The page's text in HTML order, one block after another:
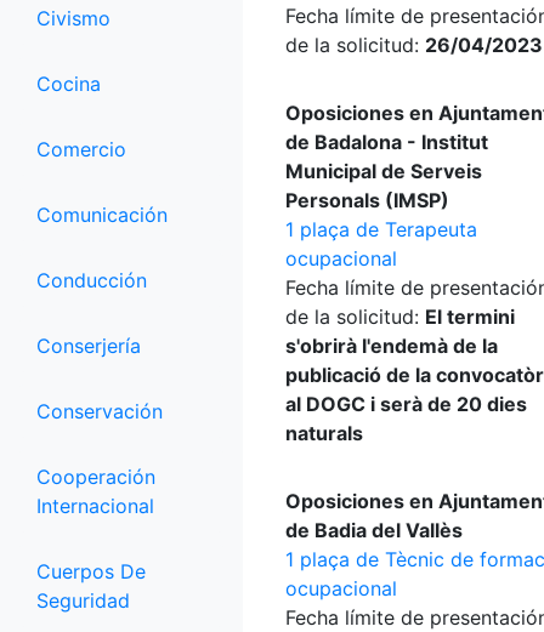
Civismo
Cocina
Comercio
Comunicación
Conducción
Conserjería
Conservación
Cooperación
Internacional
Cuerpos De
Seguridad
Fecha límite de
de la solicitud: 26/04/2023
Oposiciones en
de Badalona - Institut
Municipal de Serveis
Personals (IMSP)
1 plaça de Terapeuta
ocupacional
Fecha límite de
de la solicitud: El termini
s'obrirà l'endemà de la
publicació de la
al DOGC i serà de 20 dies
naturals
Oposiciones en
de Badia del Vallès
1 plaça de Tècnic de
ocupacional
Fecha límite de